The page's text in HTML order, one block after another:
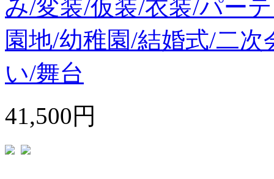
み/変装/仮装/衣装/パー
園地/幼稚園/結婚式/二
い/舞台
41,500円